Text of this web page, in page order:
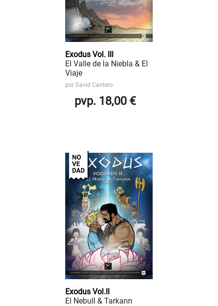
Exodus Vol. III
El Valle de la Niebla & El
Viaje
por David Cantero
pvp. 18,00 €
Exodus Vol.II
El Nebull & Tarkann